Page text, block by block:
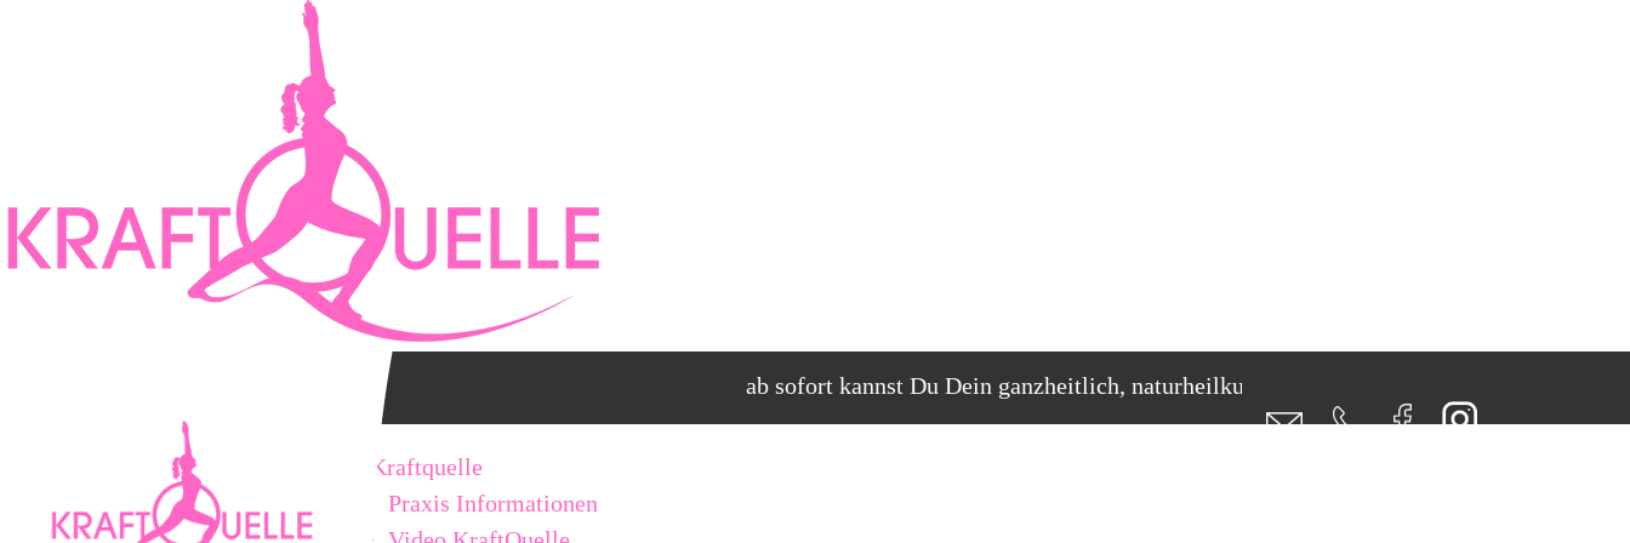
ab sofort kannst Du Dein ganzheitlich, naturheilkundiges Erstgespräch direkt hier buchen!
ab sofort kannst Du Dein ganzheitlich, naturheilkundiges Erstgespräch direkt hier buchen!
Kraftquelle
Praxis Informationen